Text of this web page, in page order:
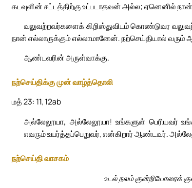
கடவுளின் சட்டத்திற்கு உட்படாதவன் அல்ல; ஏனெனில் நான்
வலுவற்றவர்களைக் கிறிஸ்துவிடம் கொண்டுவர
நான் எல்லாருக்கும் எல்லாமானேன். நற்செய்தியால் வரும்
ஆண்டவரின் அருள்வாக்கு.
நற்செய்திக்கு முன் வாழ்த்தொலி
மத் 23: 11, 12ab
அல்லேலூயா, அல்லேலூயா! உங்களுள் பெரியவர்
எவரும் உயர்த்தப்பெறுவர், என்கிறார் ஆண்டவர்.
நற்செய்தி வாசகம்
உடல் நலம் குன்றியோரைக்